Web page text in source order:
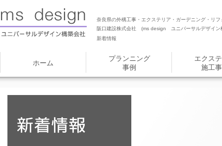
奈良県の外構工事・エクステリア・ガーデニング・リ
阪口建設株式会社 (ms design ユニバーサルデザイン
新着情報
ホーム
プランニング
事例
エクス
施工